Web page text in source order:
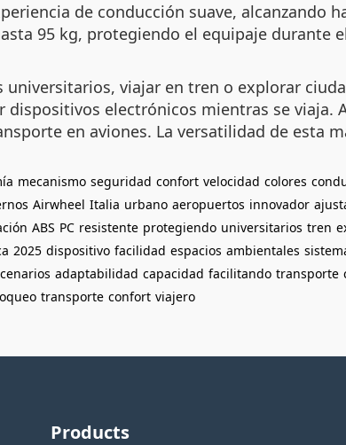
de conducción suave, alcanzando
95 kg, protegiendo el equipaje durante
universitarios, viajar en tren o explorar
dispositivos electrónicos mientras se
en aviones. La versatilidad de esta
mecanismo seguridad confort velocidad colores
Airwheel Italia urbano aeropuertos innovador
ABS PC resistente protegiendo universitarios tren
2025 dispositivo facilidad espacios ambientales
adaptabilidad capacidad facilitando transporte
transporte confort viajero
Products